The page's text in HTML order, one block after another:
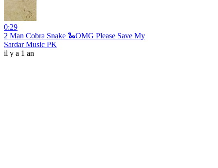
0:29
2 Man Cobra Snake 🐍OMG Please Save My
Sardar Music PK
il y a 1 an